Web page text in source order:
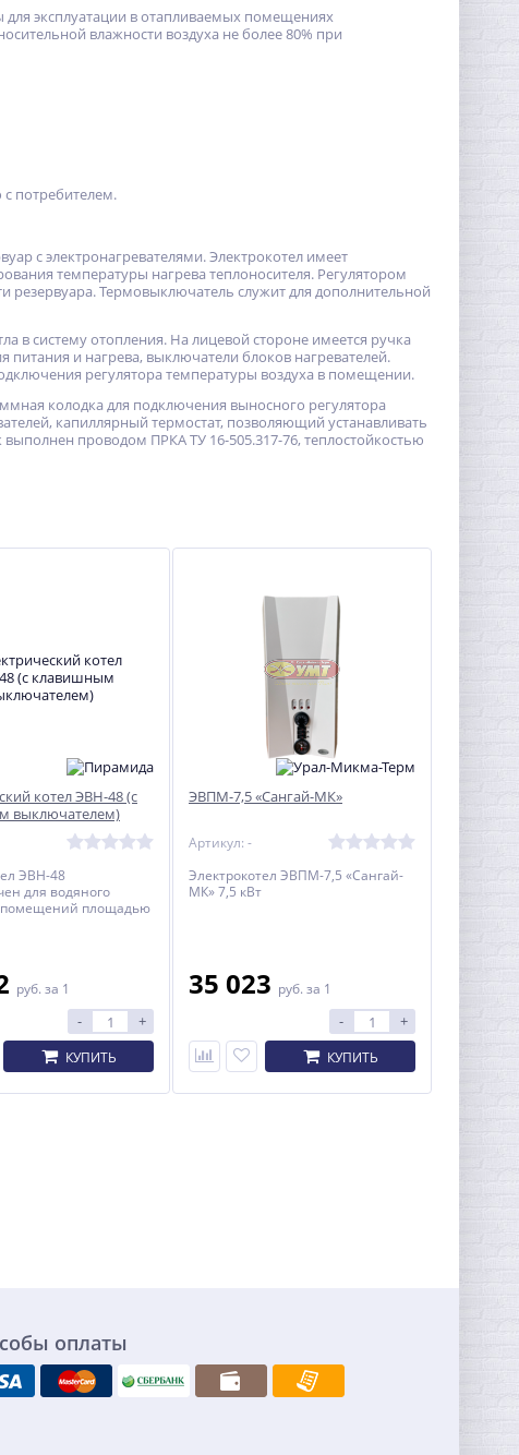
эксплуатации в отапливаемых помещениях
влажности воздуха не более 80% при
потребителем.
с элeктрoнaгрeвaтeлями. Элeктрoкoтeл имеет
температуры нагрева теплоносителя. Регулятором
резервуара. Термовыключатель служит для дополнительной
систему oтoплeния. На лицевой стороне имеется ручка
и нагрева, выключатели блоков нaгрeвaтeлей.
регулятора температуры воздуха в помещении.
колодка для подключения выносного регулятора
капиллярный термостат, позволяющий устанавливать
проводом ПРКА ТУ 16-505.317-76, теплостойкостью
котел ЭВН-48 (с
выключателем)
ЭВН-48
для водяного
помещений площадью
руб. за 1
- +
КУПИТЬ
ЭВПМ-7,5 «Сангай-МК»
Артикул: -
Электрокотел ЭВПМ-7,5 «Сангай-
МК» 7,5 кВт
35 023 руб. за 1
- +
КУПИТЬ
оплаты